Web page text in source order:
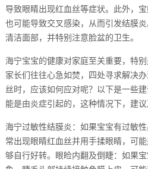
导致眼睛出现红血丝等症状。此外，
也可能导致交叉感染，从而引发结膜
清洁面部，并特别注意脸盆的卫生。
海宁宝宝的健康对家庭至关重要，特
家长们往往心急如焚，四处寻求解决
丝时，应该如何应对呢？以下是一些
能是由炎症引起的，这种情况下，建议
海宁过敏性结膜炎：如果宝宝有过敏
常出现眼睛红血丝并用手揉眼睛，可
够自行好转。眼睑内翻及倒睫：如果